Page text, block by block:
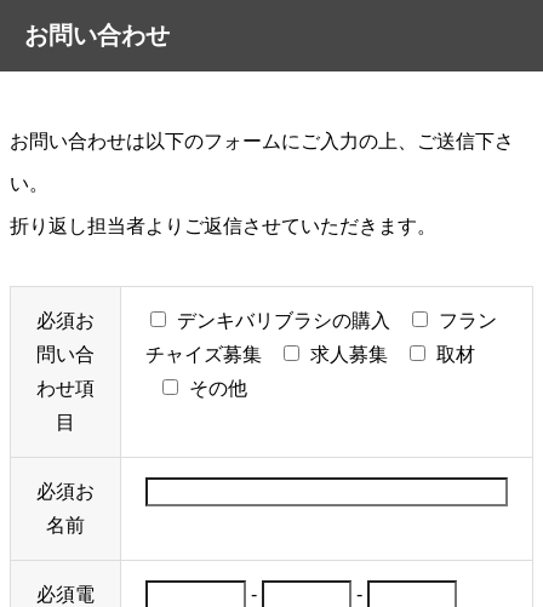
お問い合わせ
お問い合わせは以下のフォームにご入力の上、ご送信下さ
い。
折り返し担当者よりご返信させていただきます。
必須お
問い合
わせ項
目
デンキバリブラシの購入
フラン
チャイズ募集
求人募集
取材
その他
必須お
名前
必須電
- -